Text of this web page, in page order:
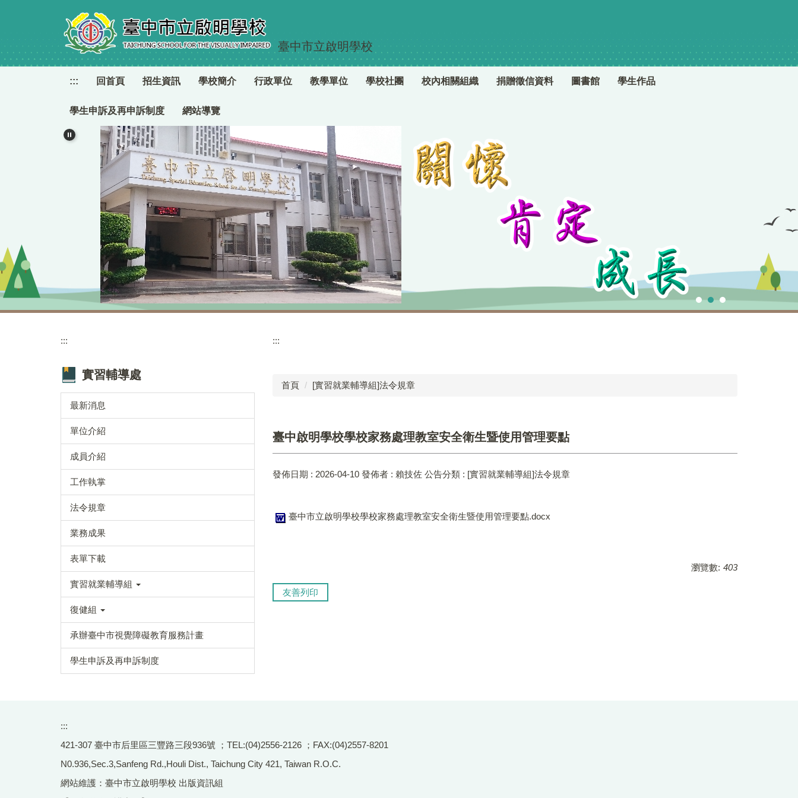
要
內
臺中市立啟明學校
::: 回首頁 招生資訊 學校簡介 行政單位 教學單位 學校社團 校內相關組織 捐贈徵信資料 圖書館 學生作品
學生申訴及再申訴制度 網站導覽
:::
實習輔導處
最新消息
單位介紹
成員介紹
工作執掌
法令規章
業務成果
表單下載
實習就業輔導組
復健組
承辦臺中市視覺障礙教育服務計畫
學生申訴及再申訴制度
:::
首頁 [實習就業輔導組]法令規章
臺中啟明學校學校家務處理教室安全衛生暨使用管理要點
發佈日期 : 2026-04-10 發佈者 : 賴技佐 公告分類 : [實習就業輔導組]法令規章
臺中市立啟明學校學校家務處理教室安全衛生暨使用管理要點.docx
瀏覽數: 403
友善列印
:::
421-307 臺中市后里區三豐路三段936號 ；TEL:(04)2556-2126 ；FAX:(04)2557-8201
N0.936,Sec.3,Sanfeng Rd.,Houli Dist., Taichung City 421, Taiwan R.O.C.
網站維護：臺中市立啟明學校 出版資訊組